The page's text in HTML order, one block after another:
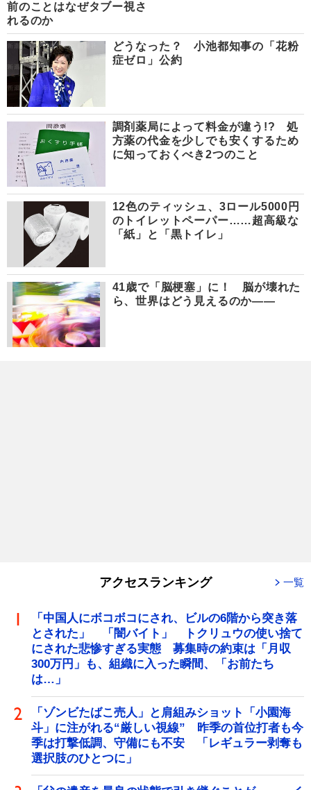
前のことはなぜタブー視さ
れるのか
どうなった？ 小池都知事の「花粉
症ゼロ」公約
調剤薬局によって料金が違う!? 処
方薬の代金を少しでも安くするため
に知っておくべき2つのこと
12色のティッシュ、3ロール5000円
のトイレットペーパー……超高級な
「紙」と「黒トイレ」
41歳で「脳梗塞」に！ 脳が壊れた
ら、世界はどう見えるのか――
アクセスランキング 一覧
「中国人にボコボコにされ、ビルの6階から突き落
とされた」 「闇バイト」 トクリュウの使い捨て
にされた悲惨すぎる実態 募集時の約束は「月収
300万円」も、組織に入った瞬間、「お前たち
は…」
「ゾンビたばこ売人」と肩組みショット「小園海
斗」に注がれる“厳しい視線” 昨季の首位打者も今
季は打撃低調、守備にも不安 「レギュラー剥奪も
選択肢のひとつに」